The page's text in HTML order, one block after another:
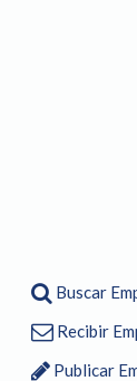
Buscar
Recibir
Publicar